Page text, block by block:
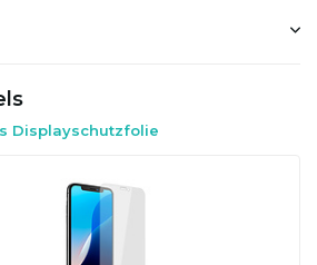
Displayschutzfolie